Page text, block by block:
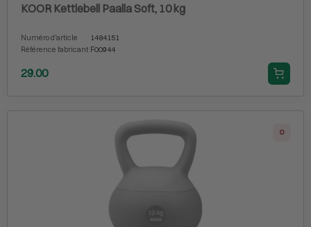
KOOR Kettlebell Paalla Soft, 10 kg
Numéro d'article
1484151
Référence fabricant F00944
29.00
0